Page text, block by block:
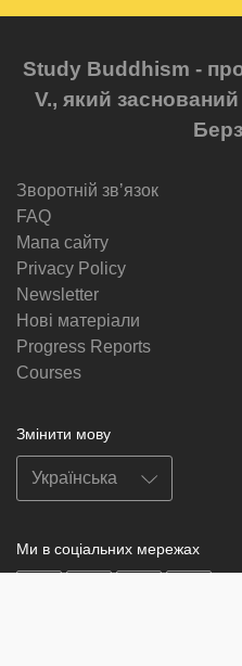
Study Buddhism -
V., який
Зворотній звʼязок
FAQ
Мапа сайту
Privacy Policy
Newsletter
Нові матеріали
Progress Reports
Courses
Змінити мову
Ми в соціальних мережах